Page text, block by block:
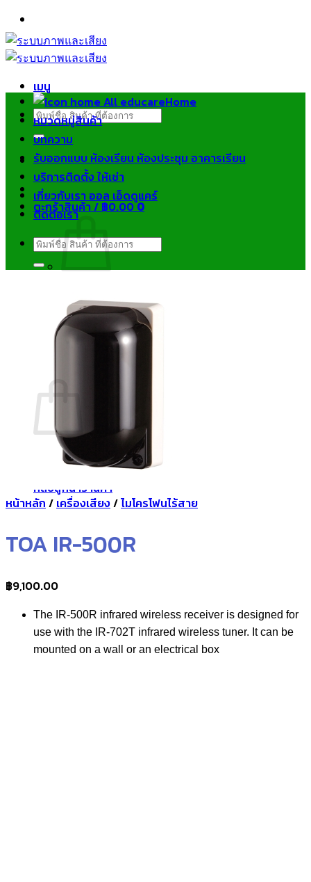
ข้าม
ไป
ยัง
เมนู
ค้นหา:
ตะกร้าสินค้า /฿0.000
ไม่มีสินค้าในตะกร้า
กลับสู่หน้าร้านค้า
ไม่มีสินค้าในตะกร้า
กลับสู่หน้าร้านค้า
Home
หมวดหมู่สินค้า
บทความ
รับออกแบบ ห้องเรียน ห้องประชุม อาคารเรียน
บริการติดตั้ง ให้เช่า
เกี่ยวกับเรา ออล เอ็ดดูแคร์
ติดต่อเรา
ค้นหา:
หน้าหลัก / เครื่องเสียง/ไมโครโฟนไร้สาย
TOA IR-500R
฿9,100.00
The IR-500R infrared wireless receiver is designed for
use with the IR-702T infrared wireless tuner. It can be
mounted on a wall or an electrical box